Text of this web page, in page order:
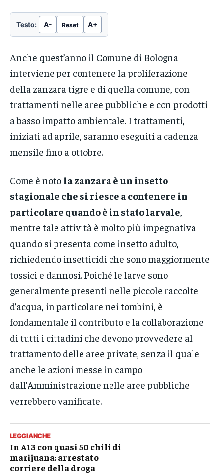
Testo: A- Reset A+
Anche quest’anno il Comune di Bologna
interviene per contenere la proliferazione
della zanzara tigre e di quella comune, con
trattamenti nelle aree pubbliche e con prodotti
a basso impatto ambientale. I trattamenti,
iniziati ad aprile, saranno eseguiti a cadenza
mensile fino a ottobre.
Come è noto la zanzara è un insetto
stagionale che si riesce a contenere in
particolare quando è in stato larvale,
mentre tale attività è molto più impegnativa
quando si presenta come insetto adulto,
richiedendo insetticidi che sono maggiormente
tossici e dannosi. Poiché le larve sono
generalmente presenti nelle piccole raccolte
d’acqua, in particolare nei tombini, è
fondamentale il contributo e la collaborazione
di tutti i cittadini che devono provvedere al
trattamento delle aree private, senza il quale
anche le azioni messe in campo
dall’Amministrazione nelle aree pubbliche
verrebbero vanificate.
LEGGI ANCHE
In A13 con quasi 50 chili di
marijuana: arrestato
corriere della droga